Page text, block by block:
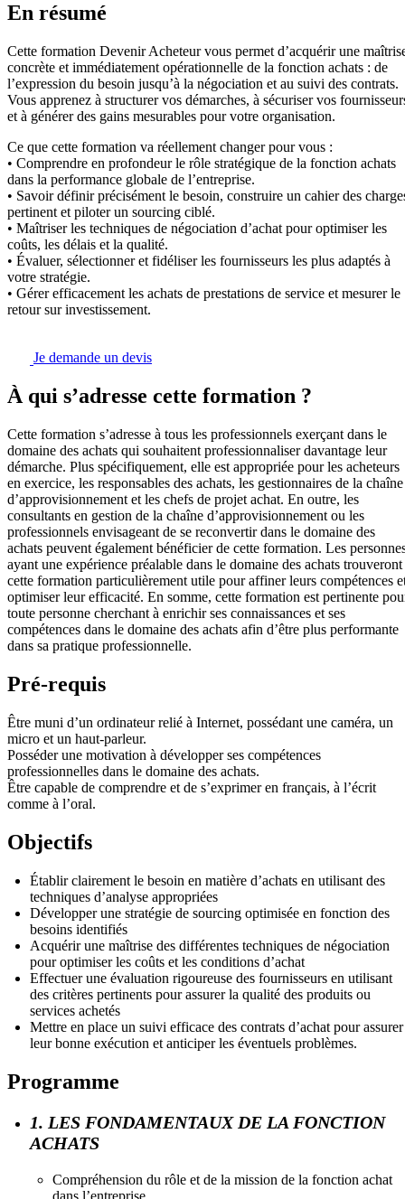
En résumé
Cette formation Devenir Acheteur vous permet d’acquérir une
concrète et immédiatement opérationnelle de la fonction achats : de
l’expression du besoin jusqu’à la négociation et au suivi des contrats.
Vous apprenez à structurer vos démarches, à sécuriser vos
et à générer des gains mesurables pour votre organisation.
Ce que cette formation va réellement changer pour vous :
• Comprendre en profondeur le rôle stratégique de la fonction achats
dans la performance globale de l’entreprise.
• Savoir définir précisément le besoin, construire un cahier des
pertinent et piloter un sourcing ciblé.
• Maîtriser les techniques de négociation d’achat pour optimiser les
coûts, les délais et la qualité.
• Évaluer, sélectionner et fidéliser les fournisseurs les plus adaptés à
votre stratégie.
• Gérer efficacement les achats de prestations de service et mesurer le
retour sur investissement.
Je demande un devis
À qui s’adresse cette formation ?
Cette formation s’adresse à tous les professionnels exerçant dans le
domaine des achats qui souhaitent professionnaliser davantage leur
démarche. Plus spécifiquement, elle est appropriée pour les acheteurs
en exercice, les responsables des achats, les gestionnaires de la chaîne
d’approvisionnement et les chefs de projet achat. En outre, les
consultants en gestion de la chaîne d’approvisionnement ou les
professionnels envisageant de se reconvertir dans le domaine des
achats peuvent également bénéficier de cette formation. Les
ayant une expérience préalable dans le domaine des achats trouveront
cette formation particulièrement utile pour affiner leurs compétences
optimiser leur efficacité. En somme, cette formation est pertinente
toute personne cherchant à enrichir ses connaissances et ses
compétences dans le domaine des achats afin d’être plus performante
dans sa pratique professionnelle.
Pré-requis
Être muni d’un ordinateur relié à Internet, possédant une caméra, un
micro et un haut-parleur.
Posséder une motivation à développer ses compétences
professionnelles dans le domaine des achats.
Être capable de comprendre et de s’exprimer en français, à l’écrit
comme à l’oral.
Objectifs
Établir clairement le besoin en matière d’achats en utilisant des
techniques d’analyse appropriées
Développer une stratégie de sourcing optimisée en fonction des
besoins identifiés
Acquérir une maîtrise des différentes techniques de négociation
pour optimiser les coûts et les conditions d’achat
Effectuer une évaluation rigoureuse des fournisseurs en utilisant
des critères pertinents pour assurer la qualité des produits ou
services achetés
Mettre en place un suivi efficace des contrats d’achat pour assurer
leur bonne exécution et anticiper les éventuels problèmes.
Programme
1. LES FONDAMENTAUX DE LA FONCTION
ACHATS
Compréhension du rôle et de la mission de la fonction achat
dans l’entreprise